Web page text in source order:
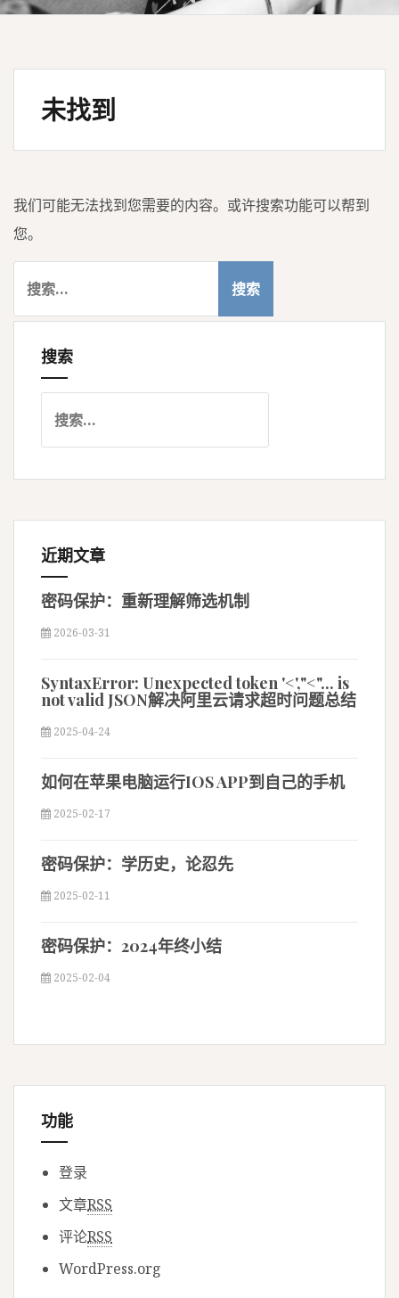
未找到
我们可能无法找到您需要的内容。或许搜索功能可以帮到
您。
搜索
近期文章
密码保护：重新理解筛选机制
2026-03-31
SyntaxError: Unexpected token '<',"<"... is
not valid JSON解决阿里云请求超时问题总结
2025-04-24
如何在苹果电脑运行IOS APP到自己的手机
2025-02-17
密码保护：学历史，论忍先
2025-02-11
密码保护：2024年终小结
2025-02-04
功能
登录
文章RSS
评论RSS
WordPress.org